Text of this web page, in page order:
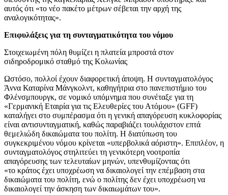
αυτός ότι «το νέο πακέτο μέτρων σέβεται την αρχή της
αναλογικότητας».
Επιφυλάξεις για τη συνταγματικότητα του νόμου
Στοιχειωμένη πόλη θυμίζει η πλατεία μπροστά στον
σιδηροδρομικό σταθμό της Κολωνίας
Ωστόσο, πολλοί έχουν διαφορετική άποψη. Η συνταγματολόγος
Άννα Καταρίνα Μάνγκολντ, καθηγήτρια στο πανεπιστήμιο του
Φλένσμπουργκ, σε νομικό υπόμνημα που συνέταξε για τη
«Γερμανική Εταιρία για τις Ελευθερίες του Ατόμου» (GFF)
καταλήγει στο συμπέρασμα ότι η γενική απαγόρευση κυκλοφορίας
είναι αντισυνταγματική, καθώς παραβιάζει τουλάχιστον επτά
θεμελιώδη δικαιώματα του πολίτη. Η διατύπωση του
συγκεκριμένου νόμου κρίνεται «υπερβολικά αόριστη». Επιπλέον, η
συνταγματολόγος στηλιτεύει τη γενικότερη νοοτροπία
απαγόρευσης των τελευταίων μηνών, υπενθυμίζοντας ότι
«το κράτος έχει υποχρέωση να δικαιολογεί την επέμβαση στα
δικαιώματα του πολίτη, ενώ ο πολίτης δεν έχει υποχρέωση να
δικαιολογεί την άσκηση των δικαιωμάτων του».